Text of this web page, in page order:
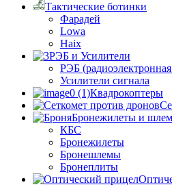
Тактические ботинки
Фарадей
Lowa
Haix
РЭБ и Усилители
РЭБ
Усилители сигнала
Квадрокоптеры
Бронежилеты и
КБС
Бронежилеты
Бронешлемы
Бронеплиты